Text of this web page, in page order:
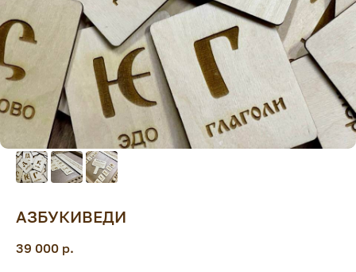
АЗБУКИВЕДИ
39 000 р.